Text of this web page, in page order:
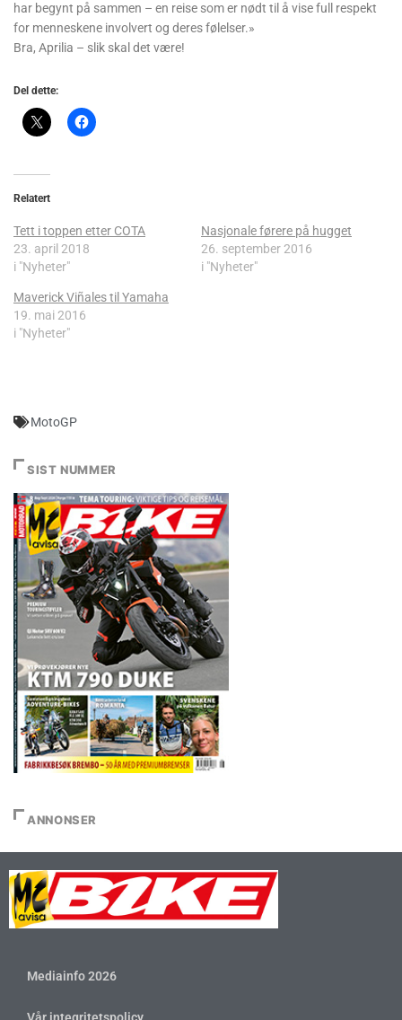
har begynt på sammen – en reise som er nødt til å vise full respekt
for menneskene involvert og deres følelser.»
Bra, Aprilia – slik skal det være!
Del dette:
Relatert
Tett i toppen etter COTA
23. april 2018
i "Nyheter"
Nasjonale førere på hugget
26. september 2016
i "Nyheter"
Maverick Viñales til Yamaha
19. mai 2016
i "Nyheter"
MotoGP
SIST NUMMER
ANNONSER
Mediainfo 2026
Vår integritetspolicy